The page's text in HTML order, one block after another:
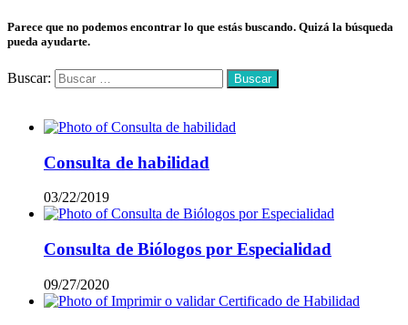
Parece que no podemos encontrar lo que estás buscando. Quizá la búsqueda
pueda ayudarte.
Buscar:
Consulta de habilidad
03/22/2019
Consulta de Biólogos por Especialidad
09/27/2020